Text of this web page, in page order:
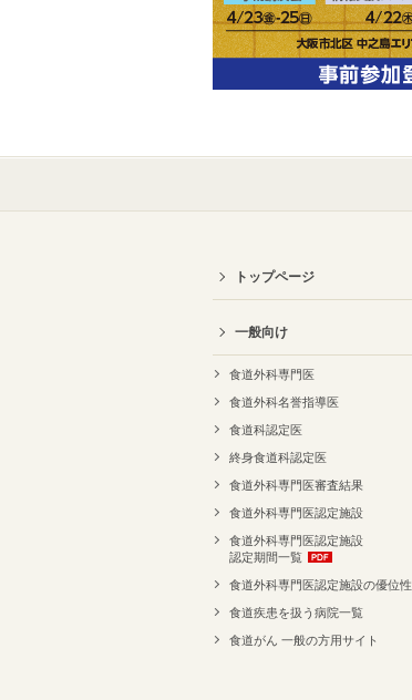
トップページ
一般向け
食道外科専門医
食道外科名誉指導医
食道科認定医
終身食道科認定医
食道外科専門医審査結果
食道外科専門医認定施設
食道外科専門医認定施設
認定期間一覧
食道外科専門医認定施設の優位性
食道疾患を扱う病院一覧
食道がん 一般の方用サイト